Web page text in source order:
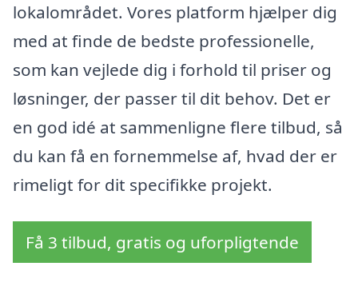
lokalområdet. Vores platform hjælper dig
med at finde de bedste professionelle,
som kan vejlede dig i forhold til priser og
løsninger, der passer til dit behov. Det er
en god idé at sammenligne flere tilbud, så
du kan få en fornemmelse af, hvad der er
rimeligt for dit specifikke projekt.
Få 3 tilbud, gratis og uforpligtende